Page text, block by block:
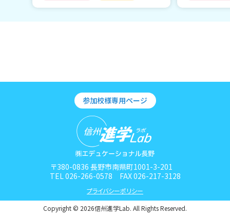
参加校様専用ページ
〒380-0836 長野市南県町1001-3-201
TEL 026-266-0578 FAX 026-217-3128
プライバシーポリシー
Copyright © 2026信州進学Lab. All Rights Reserved.